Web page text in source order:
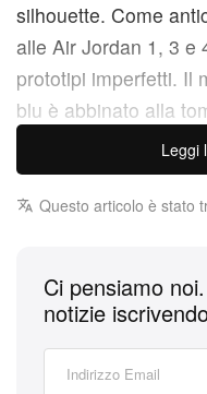
silhouette. Come
alle Air Jordan 1, 3 e
prototipi imperfetti. Il
blu è abbinato alla
“JORDAN” in nero
dettagli di branding
suola
A
Leggi
Questo articolo è stato
Ci pensiamo
notizie